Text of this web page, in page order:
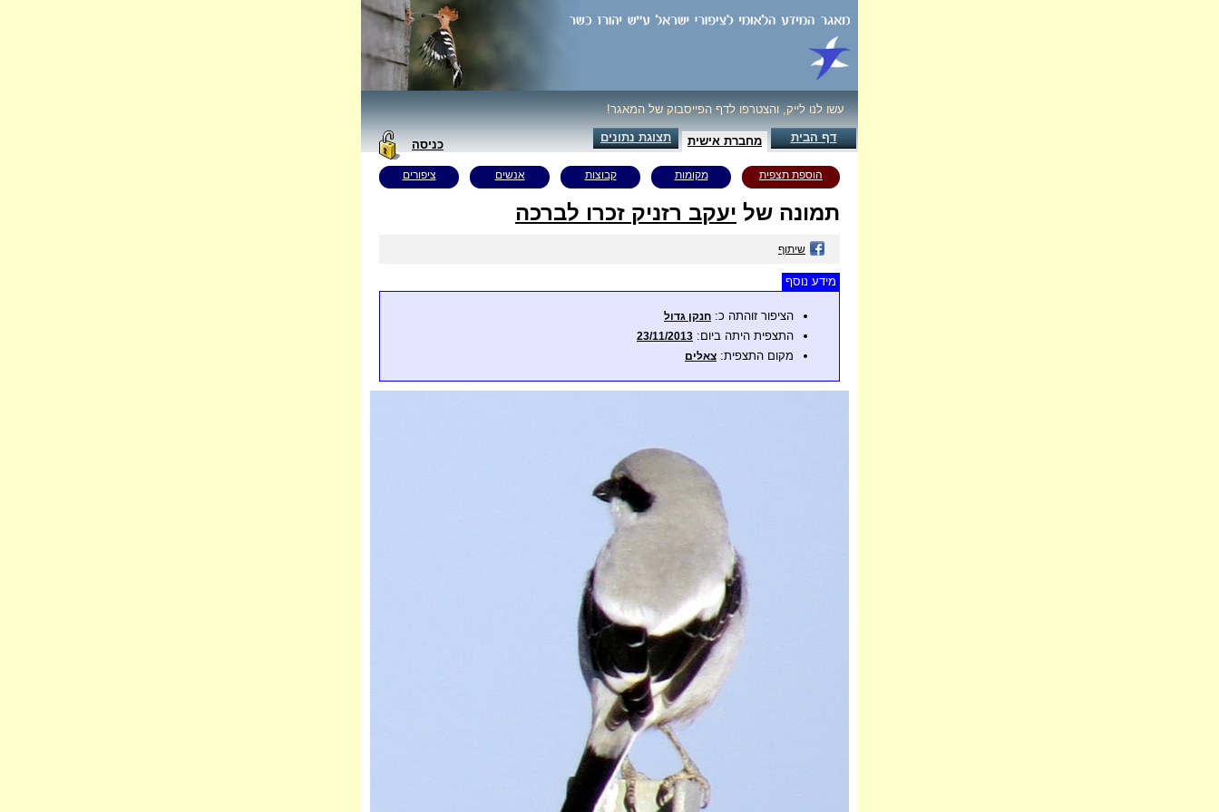
עשו לנו לייק, והצטרפו לדף הפייסבוק של המאגר!
דף הבית מחברת אישית תצוגת נתונים
כניסה
הוספת תצפית מקומות קבוצות אנשים ציפורים
תמונה של יעקב רזניק זכרו לברכה
שיתוף
מידע נוסף
הציפור זוהתה כ: חנקן גדול
התצפית היתה ביום: 23/11/2013
מקום התצפית: צאלים